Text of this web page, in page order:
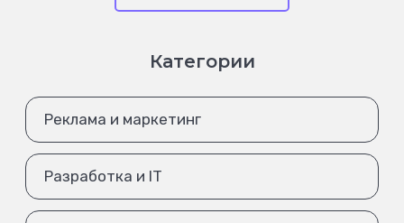
Категории
Реклама и маркетинг
Разработка и IT